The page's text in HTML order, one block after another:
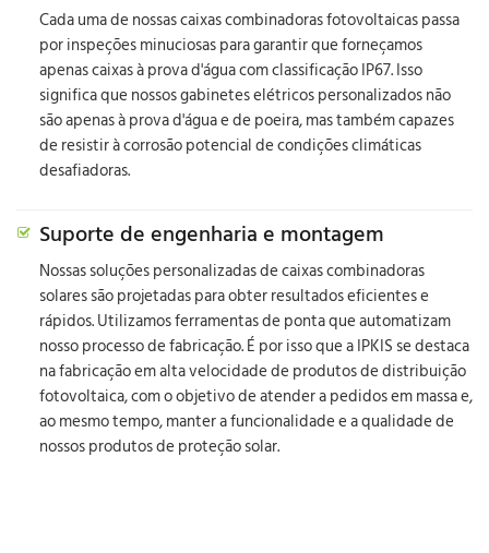
Cada uma de nossas caixas combinadoras fotovoltaicas passa
por inspeções minuciosas para garantir que forneçamos
apenas caixas à prova d'água com classificação IP67. Isso
significa que nossos gabinetes elétricos personalizados não
são apenas à prova d'água e de poeira, mas também capazes
de resistir à corrosão potencial de condições climáticas
desafiadoras.
Suporte de engenharia e montagem
Nossas soluções personalizadas de caixas combinadoras
solares são projetadas para obter resultados eficientes e
rápidos. Utilizamos ferramentas de ponta que automatizam
nosso processo de fabricação. É por isso que a IPKIS se destaca
na fabricação em alta velocidade de produtos de distribuição
fotovoltaica, com o objetivo de atender a pedidos em massa e,
ao mesmo tempo, manter a funcionalidade e a qualidade de
nossos produtos de proteção solar.